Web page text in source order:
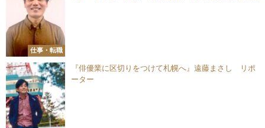
仕事・転職
『俳優業に区切りをつけて札幌へ』遠藤まさし リポ
ーター